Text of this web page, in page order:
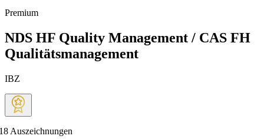
Premium
NDS HF Quality Management / CAS FH
Qualitätsmanagement
IBZ
Auszeichnungen